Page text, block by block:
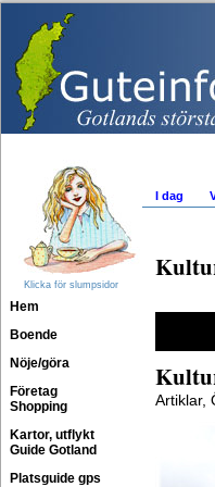
Klicka för slumpsidor
Hem
Boende
Nöje/göra
Företag
Shopping
Kartor, utflykt
Guide Gotland
Platsguide gps
I dag
Artiklar,